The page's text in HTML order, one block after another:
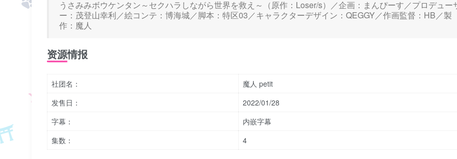
うさみみボウケンタン～セクハラしながら世界を救え～（原作：Loser/s）／企画：まんぴーす／プロデュー
ー：茂登山幸利／絵コンテ：博海城／脚本：特区03／キャラクターデザイン：QEGGY／作画監督：HB／製
作：魔人
资源情报
社团名：
魔人 petit
发售日：
2022/01/28
字幕：
内嵌字幕
集数：
4